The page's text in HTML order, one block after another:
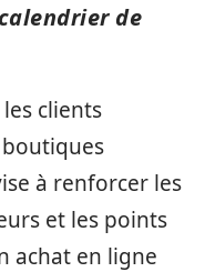
de
clients
à renforcer les
et les points
achat en ligne